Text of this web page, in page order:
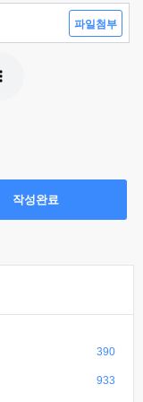
파일첨부
작성완료
390
933